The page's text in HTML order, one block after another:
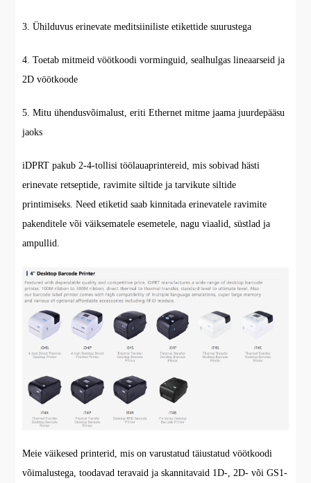
3. Ühilduvus erinevate meditsiiniliste etikettide suurustega
4. Toetab mitmeid vöötkoodi vorminguid, sealhulgas lineaarseid ja
2D vöötkoode
5. Mitu ühendusvõimalust, eriti Ethernet mitme jaama juurdepääsu
jaoks
iDPRT pakub 2-4-tollisi töölauaprintereid, mis sobivad hästi
erinevate retseptide, ravimite siltide ja tarvikute siltide
printimiseks. Need etiketid saab kinnitada erinevatele ravimite
pakenditele või väiksematele esemetele, nagu viaalid, süstlad ja
ampullid.
Meie väikesed printerid, mis on varustatud täiustatud vöötkoodi
võimalustega, toodavad teravaid ja skannitavaid 1D-, 2D- või GS1-